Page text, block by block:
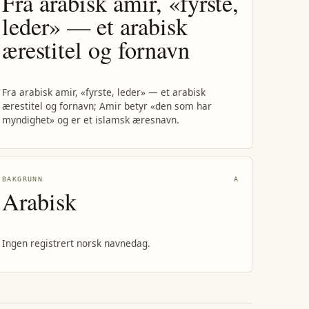
leder» — et arabisk
ærestitel og fornavn
Fra arabisk amir, «fyrste, leder» — et arabisk
ærestitel og fornavn; Amir betyr «den som har
myndighet» og er et islamsk æresnavn.
BAKGRUNN A
Arabisk
Ingen registrert norsk navnedag.